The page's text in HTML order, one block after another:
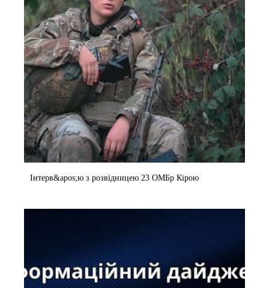
Інтерв&apos;ю з розвідницею 23 ОМБр Кірою